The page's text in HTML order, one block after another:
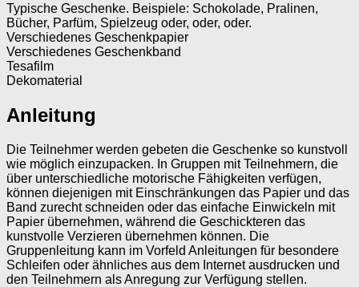
Typische Geschenke. Beispiele: Schokolade, Pralinen,
Bücher, Parfüm, Spielzeug oder, oder, oder.
Verschiedenes Geschenkpapier
Verschiedenes Geschenkband
Tesafilm
Dekomaterial
Anleitung
Die Teilnehmer werden gebeten die Geschenke so kunstvoll
wie möglich einzupacken. In Gruppen mit Teilnehmern, die
über unterschiedliche motorische Fähigkeiten verfügen,
können diejenigen mit Einschränkungen das Papier und das
Band zurecht schneiden oder das einfache Einwickeln mit
Papier übernehmen, während die Geschickteren das
kunstvolle Verzieren übernehmen können. Die
Gruppenleitung kann im Vorfeld Anleitungen für besondere
Schleifen oder ähnliches aus dem Internet ausdrucken und
den Teilnehmern als Anregung zur Verfügung stellen.